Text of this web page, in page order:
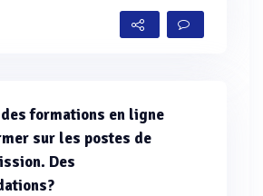
formations en ligne
sur les postes de
Des